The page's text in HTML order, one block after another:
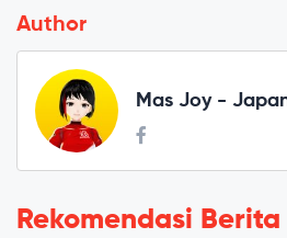
Author
Mas Joy -
Rekomendasi